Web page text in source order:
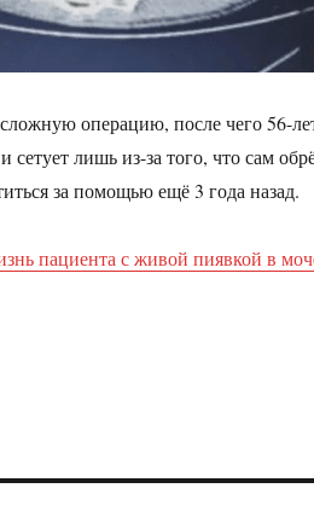
операцию, после чего 56-
лишь из-за того, что сам
за помощью ещё 3 года назад.
пациента с живой пиявкой в